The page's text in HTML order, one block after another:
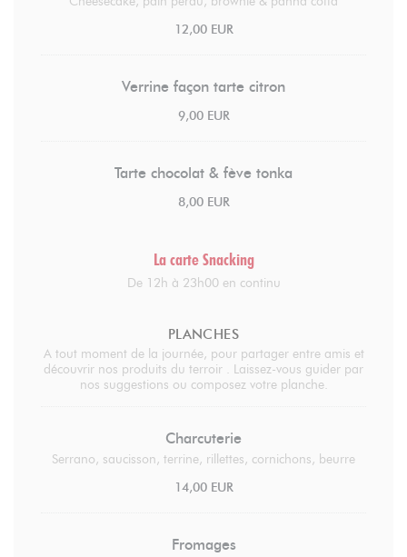
12,00 EUR
Verrine façon tarte citron
9,00 EUR
Tarte chocolat & fève tonka
8,00 EUR
La carte Snacking
De 12h à 23h00 en continu
PLANCHES
A tout moment de la journée, pour partager entre amis et
découvrir nos produits du terroir . Laissez-vous guider par
nos suggestions ou composez votre planche.
Charcuterie
Serrano, saucisson, terrine, rillettes, cornichons, beurre
14,00 EUR
Fromages